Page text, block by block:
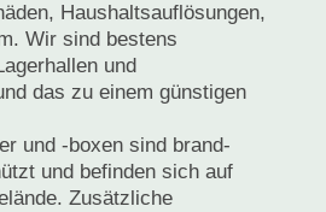
Haushaltsauflösungen,
Wir sind bestens
und
das zu einem günstigen
und -boxen sind brand-
und befinden sich auf
Zusätzliche